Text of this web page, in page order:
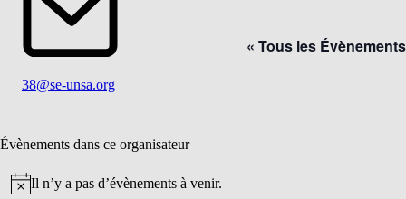
« Tous les Évènements
Email
38@se-unsa.org
Évènements dans ce organisateur
NoticeIl n’y a pas d’évènements à venir.